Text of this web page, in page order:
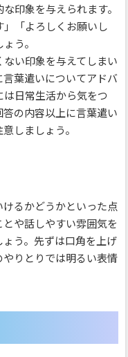
印象を与えられます。
「よろしくお願いし
う。
い印象を与えてしまい
葉遣いについてアドバ
日常生活から気をつ
の内容以上に言葉遣い
しましょう。
るかどうかといった点
や話しやすい雰囲気を
う。先ずは口角を上げ
りとりでは明るい表情